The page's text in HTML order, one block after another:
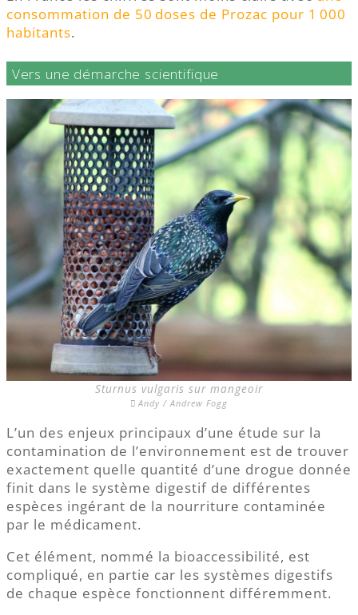
consommation de 50 doses de Prozac pour 1 000
habitants.
Vers une démarche scientifique
Sturnus vulgaris sur mangeoir
Andy / Andrew Fogg
L’un des enjeux principaux d’une étude sur la
contamination de l’environnement est de trouver
exactement quelle quantité d’une drogue donnée
finit dans le système digestif de différentes
espèces ingérant de la nourriture contaminée
par le médicament.
Cet élément, nommé la bioaccessibilité, est
compliqué, en partie car les systèmes digestifs
de chaque espèce fonctionnent différemment.